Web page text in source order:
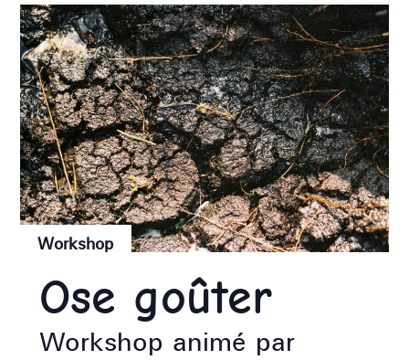
Workshop
Ose goûter
Workshop animé par